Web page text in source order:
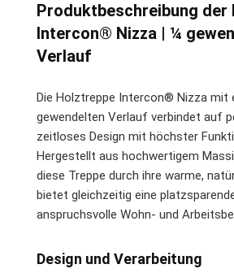
Produktbeschreibung der
Intercon® Nizza | ¼
Verlauf
Die Holztreppe Intercon® Nizza mit
gewendelten Verlauf verbindet auf
zeitloses Design mit höchster
Hergestellt aus hochwertigem
diese Treppe durch ihre warme,
bietet gleichzeitig eine
anspruchsvolle Wohn- und
Design und Verarbeitung